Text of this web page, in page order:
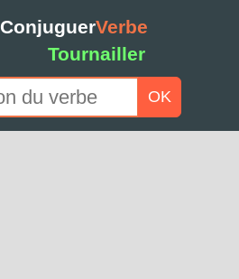
ConjuguerVerbe
Tournailler
OK